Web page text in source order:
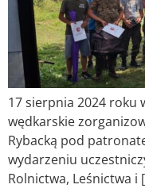
17 sierpnia 2024 roku
wędkarskie
Rybacką pod
wydarzeniu
Rolnictwa, Leśnictwa i